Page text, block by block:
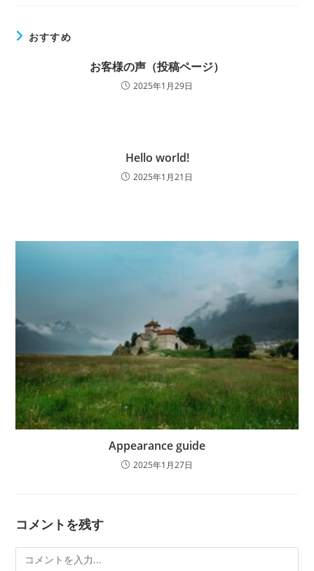
おすすめ
お客様の声（投稿ページ）
2025年1月29日
Hello world!
2025年1月21日
Appearance guide
2025年1月27日
コメントを残す